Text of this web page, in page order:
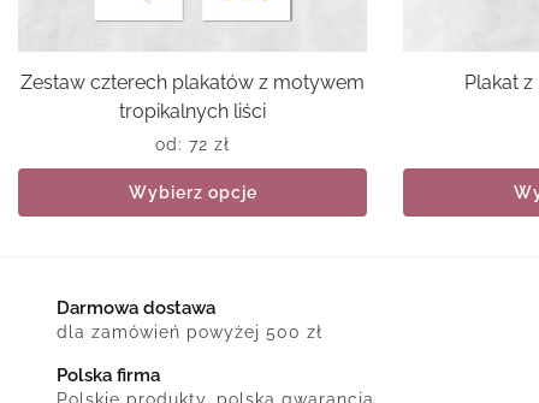
Zestaw czterech plakatów z motywem
tropikalnych liści
od: 72 zł
Wybierz opcje
Plakat
Darmowa dostawa
dla zamówień powyżej 500 zł
Polska firma